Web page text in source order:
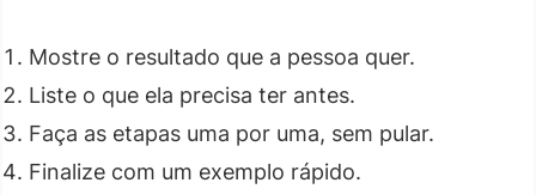
Mostre o resultado que a pessoa quer.
Liste o que ela precisa ter antes.
Faça as etapas uma por uma, sem pular.
Finalize com um exemplo rápido.